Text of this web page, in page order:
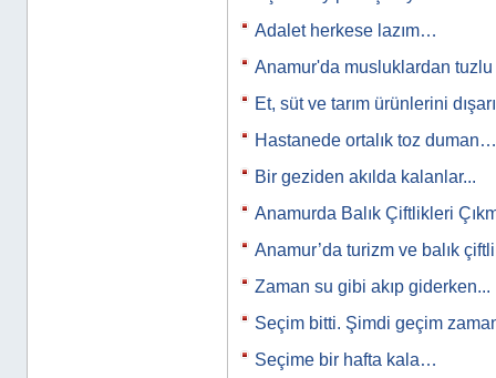
Adalet herkese lazım…
Anamur'da musluklardan
Et, süt ve tarım ürünlerini
Hastanede ortalık toz duman…
Bir geziden akılda kalanlar...
Anamurda Balık Çiftlikleri
Anamur’da turizm ve balık
Zaman su gibi akıp giderken...
Seçim bitti. Şimdi geçim
Seçime bir hafta kala…